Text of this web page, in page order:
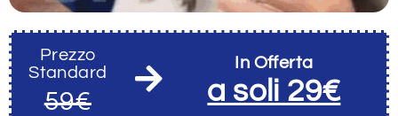
Prezzo
Standard
59€
In Offerta
a soli 29€